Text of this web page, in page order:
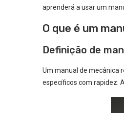
aprenderá a usar um
O que é um
Definição de
Um manual de mecânica
específicos com rapidez.